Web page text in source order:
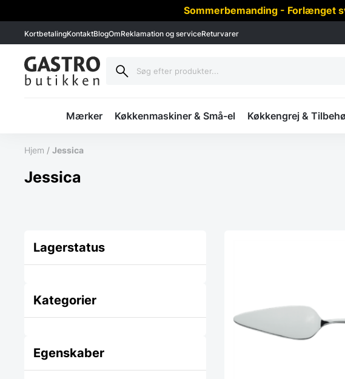
Sommerbemanding - Forlænget
KortbetalingKontaktBlogOmReklamation og serviceReturvarer
Mærker Køkkenmaskiner & Små-el Køkkengrej &
Hjem / Jessica
Jessica
Lagerstatus
Kategorier
Egenskaber